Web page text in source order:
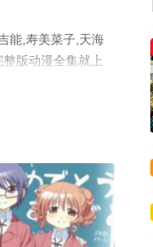
能,寿美菜子,天海
版动漫全集就上